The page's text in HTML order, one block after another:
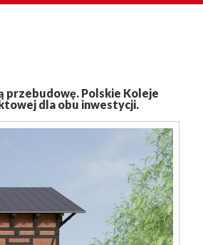
przebudowę. Polskie Koleje
dla obu inwestycji.